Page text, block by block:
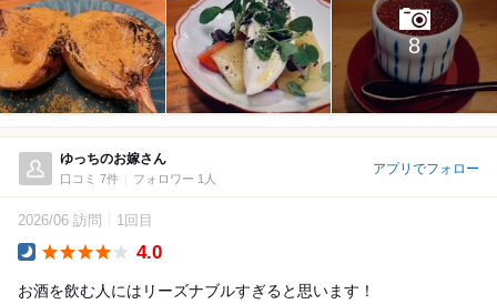
8
ゆっちのお嫁さん
口コミ 7件 フォロワー 1人
アプリでフォロー
2026/06 訪問 1回目
4.0
お酒を飲む人にはリーズナブルすぎると思います！